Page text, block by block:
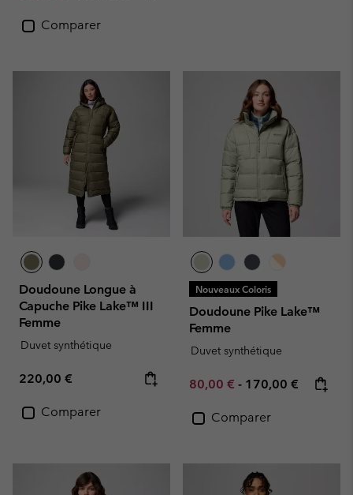
Comparer
Doudoune Longue à
Capuche Pike Lake™ III
Femme
Duvet synthétique
Regular price:
220,00 €
Comparer
Nouveaux Coloris
Doudoune Pike Lake™
Femme
Duvet synthétique
Minimum sale price:
80,00 € - Maximum price:
170,00 €
Comparer